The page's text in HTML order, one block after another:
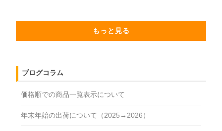
もっと見る
ブログコラム
価格順での商品一覧表示について
年末年始の出荷について（2025→2026）